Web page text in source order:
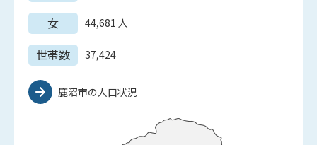
女 44,681 人
世帯数 37,424
鹿沼市の人口状況